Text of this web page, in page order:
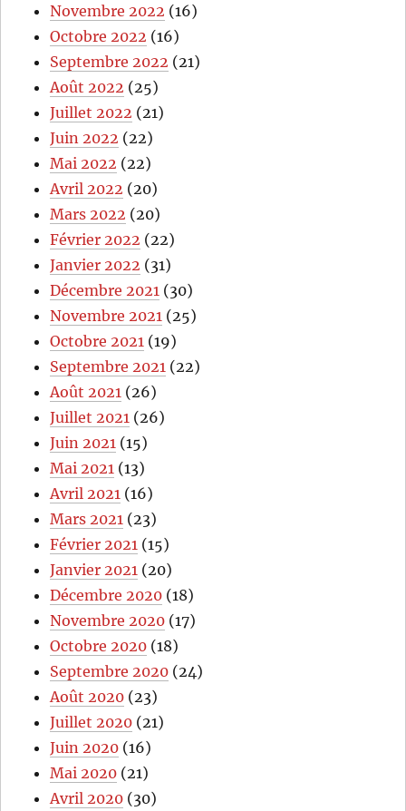
Novembre 2022 (16)
Octobre 2022 (16)
Septembre 2022 (21)
Août 2022 (25)
Juillet 2022 (21)
Juin 2022 (22)
Mai 2022 (22)
Avril 2022 (20)
Mars 2022 (20)
Février 2022 (22)
Janvier 2022 (31)
Décembre 2021 (30)
Novembre 2021 (25)
Octobre 2021 (19)
Septembre 2021 (22)
Août 2021 (26)
Juillet 2021 (26)
Juin 2021 (15)
Mai 2021 (13)
Avril 2021 (16)
Mars 2021 (23)
Février 2021 (15)
Janvier 2021 (20)
Décembre 2020 (18)
Novembre 2020 (17)
Octobre 2020 (18)
Septembre 2020 (24)
Août 2020 (23)
Juillet 2020 (21)
Juin 2020 (16)
Mai 2020 (21)
Avril 2020 (30)